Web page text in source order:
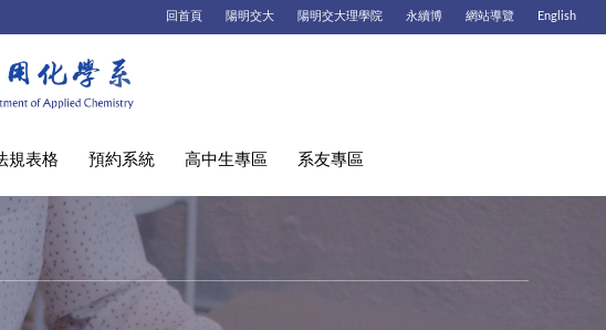
回首頁 陽明交大 陽明交大理學院 永續博 網站導覽 English
規表格 預約系統 高中生專區 系友專區